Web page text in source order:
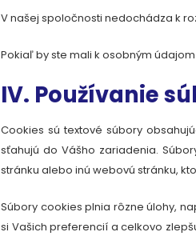
V našej spoločnosti nedochádza k
Pokiaľ by ste mali k osobným
IV. Používanie
Cookies sú textové súbory
sťahujú do Vášho zariadenia.
stránku alebo inú webovú stránku,
Súbory cookies plnia rôzne úlohy,
si Vašich preferencií a celkovo